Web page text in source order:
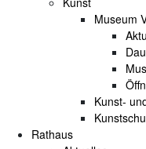
Museum
Kunst-
Rathaus